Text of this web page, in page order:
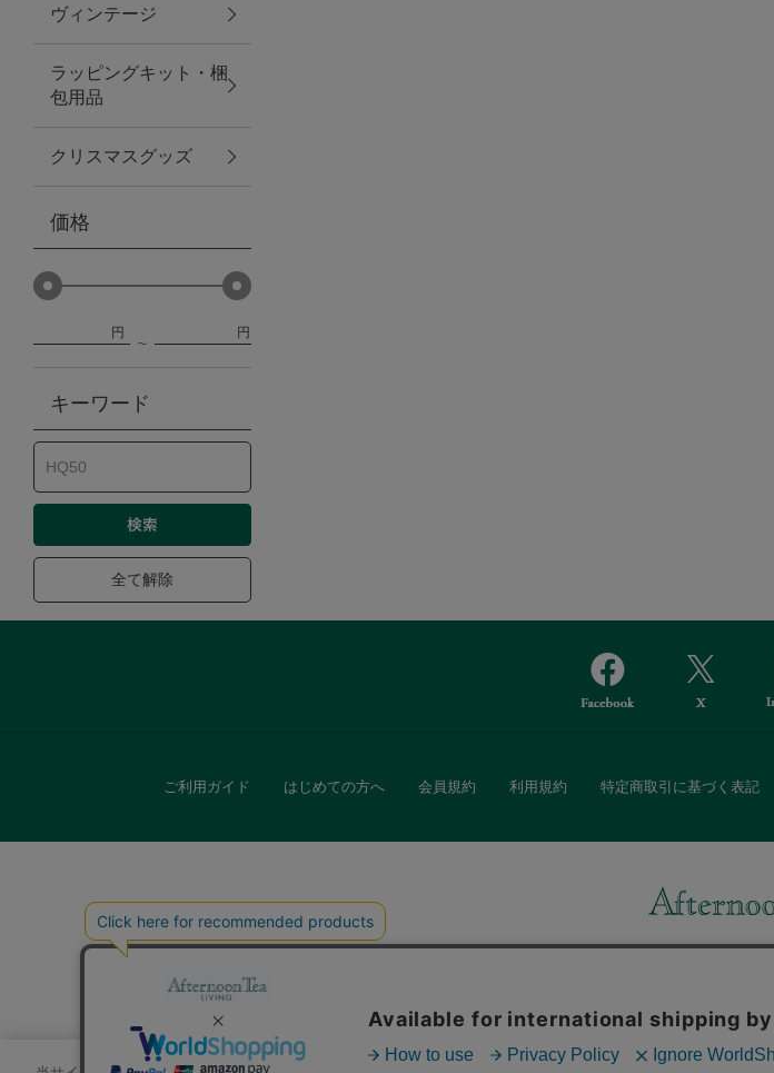
その他
紅茶・フード
防災グッズ・非常食
トレーニング
ヴィンテージ
ヴィンテージ
ラッピングキット・梱
包用品
クリスマスグッズ
価格
円 円
キーワード
全て解除
ご利用ガイド はじめての方へ 会員規約 利用規約 特定商取引に基づく表記
また、ギフトセットなどギフトにぴった
「ソーシャルギフト」サービ